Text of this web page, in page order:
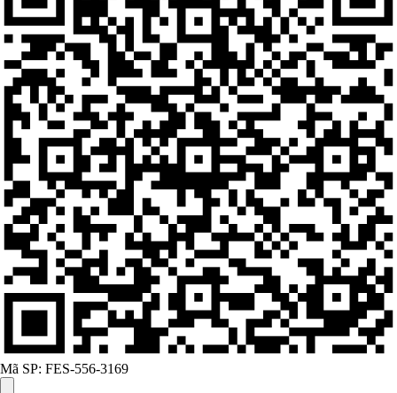
Mã SP: FES-556-3169